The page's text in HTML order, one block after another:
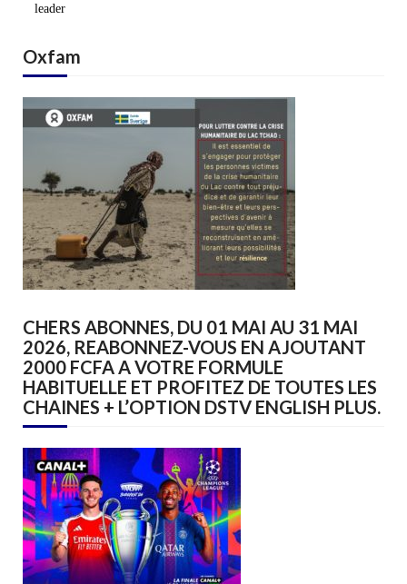
leader
Oxfam
CHERS ABONNES, DU 01 MAI AU 31 MAI
2026, REABONNEZ-VOUS EN AJOUTANT
2000 FCFA A VOTRE FORMULE
HABITUELLE ET PROFITEZ DE TOUTES LES
CHAINES + L’OPTION DSTV ENGLISH PLUS.